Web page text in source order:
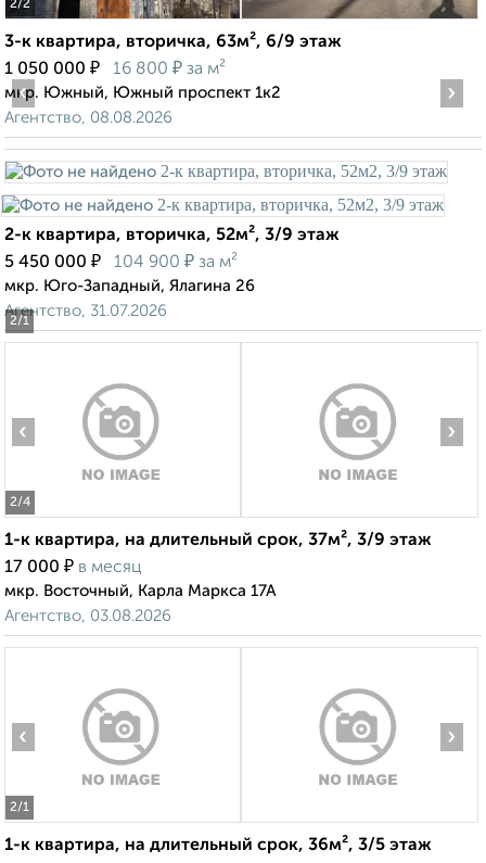
2/2
3-к квартира, вторичка, 63м², 6/9 этаж
1 050 000 ₽ 16 800 ₽ за м²
мкр. Южный, Южный проспект 1к2
Агентство, 08.08.2026
2/1
‹ ›
2-к квартира, вторичка, 52м², 3/9 этаж
5 450 000 ₽ 104 900 ₽ за м²
мкр. Юго-Западный, Ялагина 26
Агентство, 31.07.2026
2/4
‹ ›
1-к квартира, на длительный срок, 37м², 3/9 этаж
17 000 ₽ в месяц
мкр. Восточный, Карла Маркса 17А
Агентство, 03.08.2026
2/1
‹ ›
1-к квартира, на длительный срок, 36м², 3/5 этаж